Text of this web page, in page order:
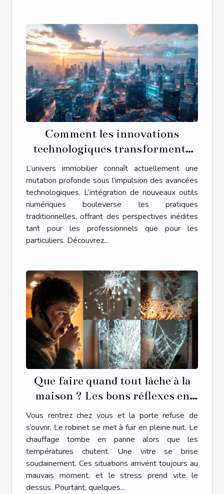
Comment les innovations
technologiques transforment-
elles le secteur immobilier ?
L’univers immobilier connaît actuellement une
mutation profonde sous l’impulsion des avancées
technologiques. L’intégration de nouveaux outils
numériques bouleverse les pratiques
traditionnelles, offrant des perspectives inédites
tant pour les professionnels que pour les
particuliers. Découvrez...
Que faire quand tout lâche à la
maison ? Les bons réflexes en
cas d’urgence plomberie,
serrurerie, chauffage ou vitrerie
Vous rentrez chez vous et la porte refuse de
s’ouvrir. Le robinet se met à fuir en pleine nuit. Le
chauffage tombe en panne alors que les
températures chutent. Une vitre se brise
soudainement. Ces situations arrivent toujours au
mauvais moment, et le stress prend vite le
dessus. Pourtant, quelques...